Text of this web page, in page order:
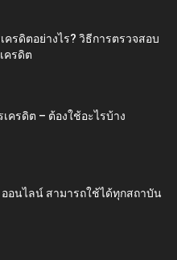
ครดิตอย่างไร? วิธีการตรวจสอบ
ครดิต
ครดิต – ต้องใช้อะไรบ้าง
อนไลน์ สามารถใช้ได้ทุกสถาบัน